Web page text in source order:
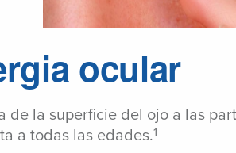
ocular
de la superficie del ojo a las
a todas las edades.1